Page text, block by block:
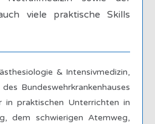
viele praktische Skills
& Intensivmedizin,
Bundeswehrkrankenhauses
in praktischen Unterrichten in
dem schwierigen Atemweg,